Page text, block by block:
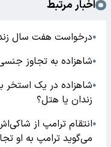
اخبار مرتبط
●درخواست هفت سال
●شاهزاده به تجاوز
●شاهزاده در یک استخر
زندان یا هتل؟
●انتقام ترامپ از
می‌گوید ترامپ به او